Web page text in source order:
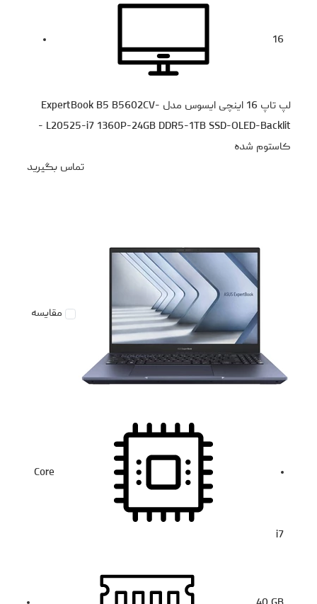
16
لپ تاپ 16 اینچی ایسوس مدل ExpertBook B5 B5602CV-
L20525-i7 1360P-24GB DDR5-1TB SSD-OLED-Backlit -
کاستوم شده
تماس بگیرید
مقایسه
Core
i7